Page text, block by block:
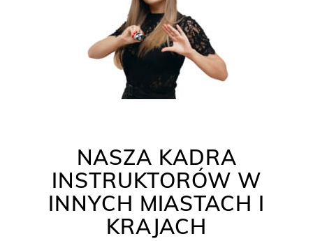
NASZA KADRA
INSTRUKTORÓW W
INNYCH MIASTACH I
KRAJACH